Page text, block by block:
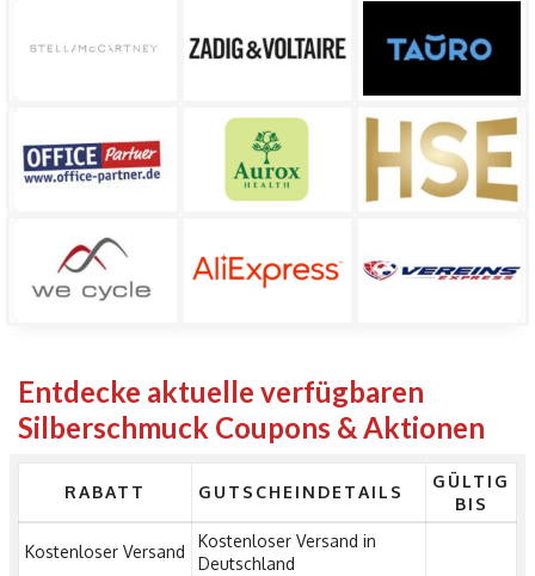
Entdecke aktuelle verfügbaren
Silberschmuck Coupons & Aktionen
RABATT GUTSCHEINDETAILS
GÜLTIG
BIS
Kostenloser Versand
Kostenloser Versand in
Deutschland